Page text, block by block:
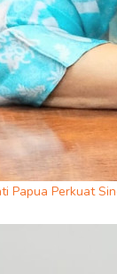
Papua Perkuat